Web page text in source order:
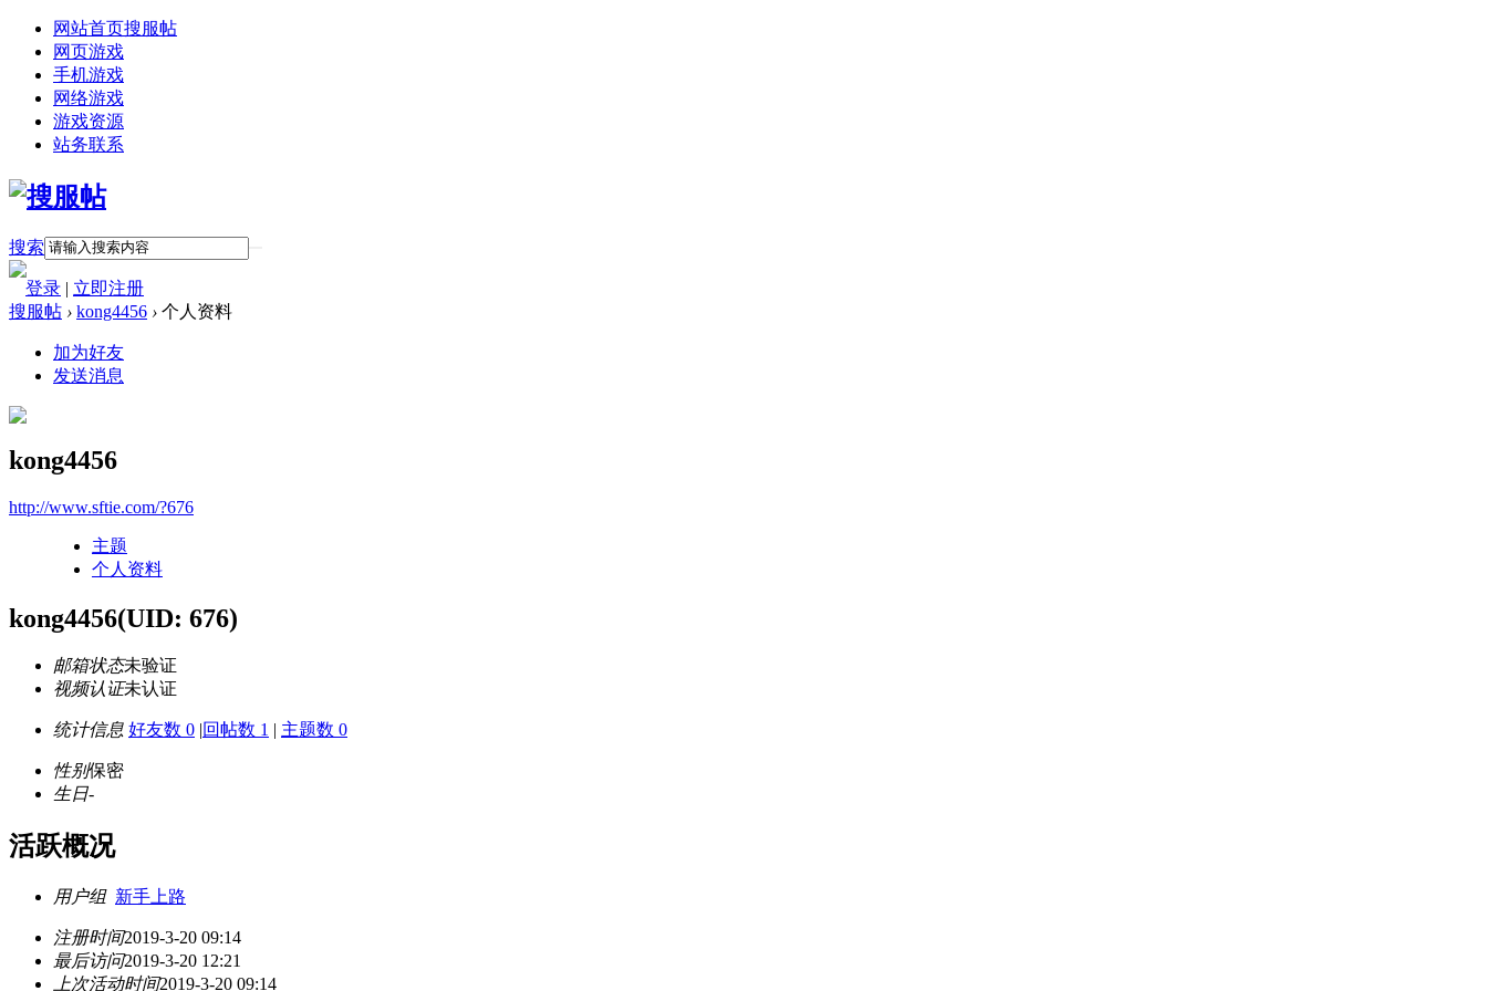
网站首页搜服帖
网页游戏
手机游戏
网络游戏
游戏资源
站务联系
搜索
登录 | 立即注册
搜服帖 › kong4456 › 个人资料
加为好友
发送消息
kong4456
http://www.sftie.com/?676
主题
个人资料
kong4456(UID: 676)
邮箱状态未验证
视频认证未认证
统计信息 好友数 0 |回帖数 1 | 主题数 0
性别保密
生日-
活跃概况
用户组 新手上路
注册时间2019-3-20 09:14
最后访问2019-3-20 12:21
上次活动时间2019-3-20 09:14